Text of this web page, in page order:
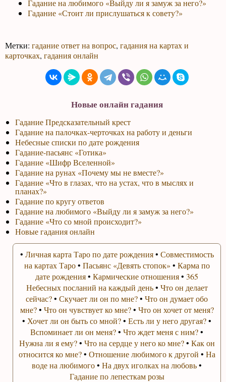
Гадание на любимого «Выйду ли я замуж за него?»
Гадание «Стоит ли прислушаться к совету?»
Метки:гадание ответ на вопрос,гадания на картах и
карточках,гадания онлайн
Новые онлайн гадания
Гадание Предсказательный крест
Гадание на палочках-черточках на работу и деньги
Небесные списки по дате рождения
Гадание-пасьянс «Готика»
Гадание «Шифр Вселенной»
Гадание на рунах «Почему мы не вместе?»
Гадание «Что в глазах, что на устах, что в мыслях и
планах?»
Гадание по кругу ответов
Гадание на любимого «Выйду ли я замуж за него?»
Гадание «Что со мной происходит?»
Новые гадания онлайн
• Личная карта Таро по дате рождения• Совместимость
на картах Таро• Пасьянс «Девять стопок» • Карма по
дате рождения•Кармические отношения•365
Небесных посланий на каждый день• Что он делает
сейчас?•Скучает ли он по мне?•Что он думает обо
мне?• Что он чувствует ко мне?• Что он хочет от меня?
• Хочет ли он быть со мной?•Есть ли у него другая?•
Вспоминает ли он меня?•Что ждет меня с ним?•
Нужна ли я ему?• Что на сердце у него ко мне?• Как он
относится ко мне?• Отношение любимого к другой • На
воде на любимого•На двух иголках на любовь•
Гадание по лепесткам розы